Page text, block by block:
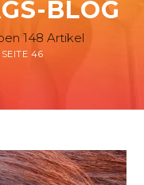
BLOG
148 Artikel
SEITE 46